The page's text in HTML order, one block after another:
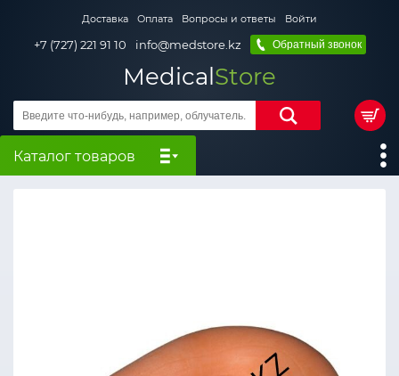
Доставка Оплата Вопросы и ответы Войти
+7 (727) 221 91 10 info@medstore.kz Обратный звонок
MedicalStore
Каталог товаров